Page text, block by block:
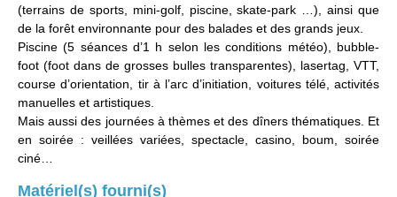
(terrains de sports, mini-golf, piscine, skate-park …), ainsi que
de la forêt environnante pour des balades et des grands jeux.
Piscine (5 séances d’1 h selon les conditions météo), bubble-
foot (foot dans de grosses bulles transparentes), lasertag, VTT,
course d’orientation, tir à l’arc d’initiation, voitures télé, activités
manuelles et artistiques.
Mais aussi des journées à thèmes et des dîners thématiques. Et
en soirée : veillées variées, spectacle, casino, boum, soirée
ciné…
Matériel(s) fourni(s)